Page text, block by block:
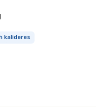
kalideres